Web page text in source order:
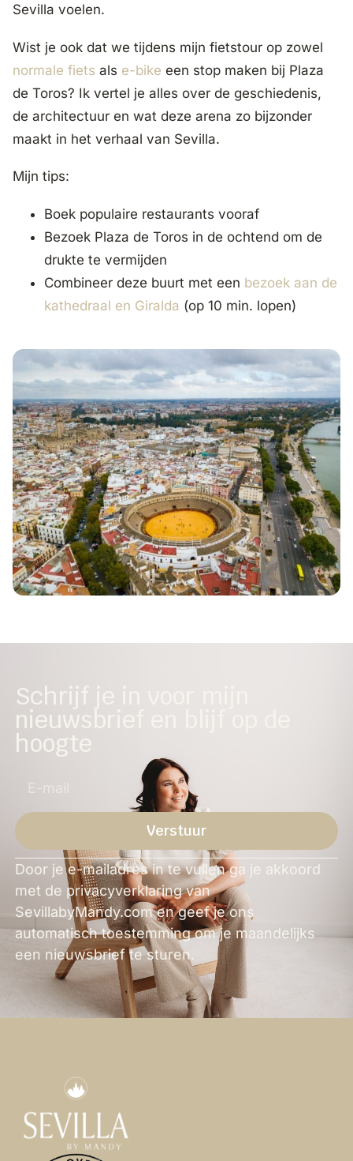
Sevilla voelen.
Wist je ook dat we tijdens mijn fietstour op zowel
normale fiets als e-bike een stop maken bij Plaza
de Toros? Ik vertel je alles over de geschiedenis,
de architectuur en wat deze arena zo bijzonder
maakt in het verhaal van Sevilla.
Mijn tips:
Boek populaire restaurants vooraf
Bezoek Plaza de Toros in de ochtend om de
drukte te vermijden
Combineer deze buurt met een bezoek aan de
kathedraal en Giralda (op 10 min. lopen)
Schrijf je in voor mijn
nieuwsbrief en blijf op de
hoogte
Verstuur
Alternative:
Door je e-mailadres in te vullen ga je akkoord
met de privacyverklaring van
SevillabyMandy.com en geef je ons
automatisch toestemming om je maandelijks
een nieuwsbrief te sturen.